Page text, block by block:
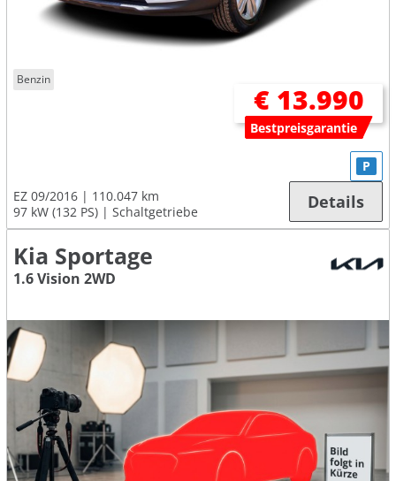
Benzin
€ 13.990
Bestpreisgarantie
EZ 09/2016
110.047 km
97 kW (132 PS)
Schaltgetriebe
P
Details
Kia Sportage
1.6 Vision 2WD